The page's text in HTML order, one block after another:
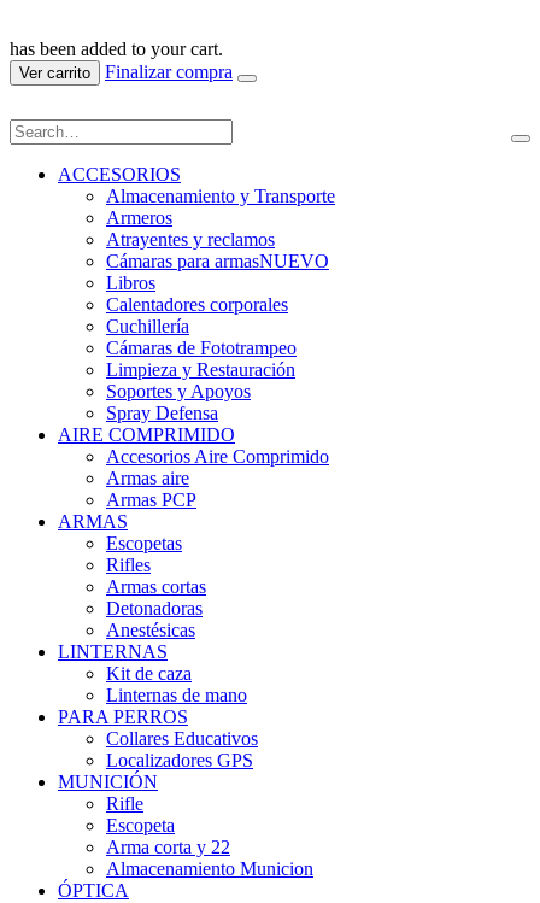
has been added to your cart.
Ver carrito Finalizar compra
ACCESORIOS
Almacenamiento y Transporte
Armeros
Atrayentes y reclamos
Cámaras para armasNUEVO
Libros
Calentadores corporales
Cuchillería
Cámaras de Fototrampeo
Limpieza y Restauración
Soportes y Apoyos
Spray Defensa
AIRE COMPRIMIDO
Accesorios Aire Comprimido
Armas aire
Armas PCP
ARMAS
Escopetas
Rifles
Armas cortas
Detonadoras
Anestésicas
LINTERNAS
Kit de caza
Linternas de mano
PARA PERROS
Collares Educativos
Localizadores GPS
MUNICIÓN
Rifle
Escopeta
Arma corta y 22
Almacenamiento Municion
ÓPTICA